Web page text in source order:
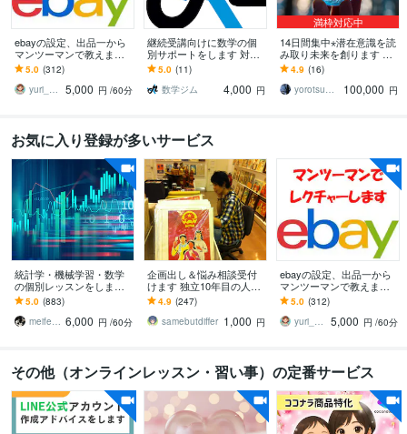
ebayの設定、出品一から
マンツーマンで教えます e
bayの設定から初出品まで
責任をもってお手伝いい
たします
5.0 (312)
yuri_ebayの家庭教師
5,000 円 /60分
継続受講向けに数学の個
別サポートをします 対話
重視で丁寧に理解を深め
る継続指導
5.0 (11)
数学ジム
4,000 円
満枠対応中
14日間集中⋆潜在意識を読
み取り未来を創ります チ
ャネリング＋ヒーリング
完全伴走プレミアム
4.9 (16)
yorotsume ヒーリングセラピスト
100,000 円
お気に入り登録が多いサービス
統計学・機械学習・数学
の個別レッスンをします
これから学びたい人・使
いたい人向けにオンライ
ンで個別レッスン
5.0 (883)
meifelyuki 6,000 円 /60分
企画出し＆悩み相談受付
けます 独立10年目の人気
クリエイターが代わりに
アイデアを出します
4.9 (247)
samebutdiffer 1,000 円
ebayの設定、出品一から
マンツーマンで教えます e
bayの設定から初出品まで
責任をもってお手伝いい
たします
5.0 (312)
yuri_ebayの家庭教師
5,000 円 /60分
その他（オンラインレッスン・習い事）の定番サービス